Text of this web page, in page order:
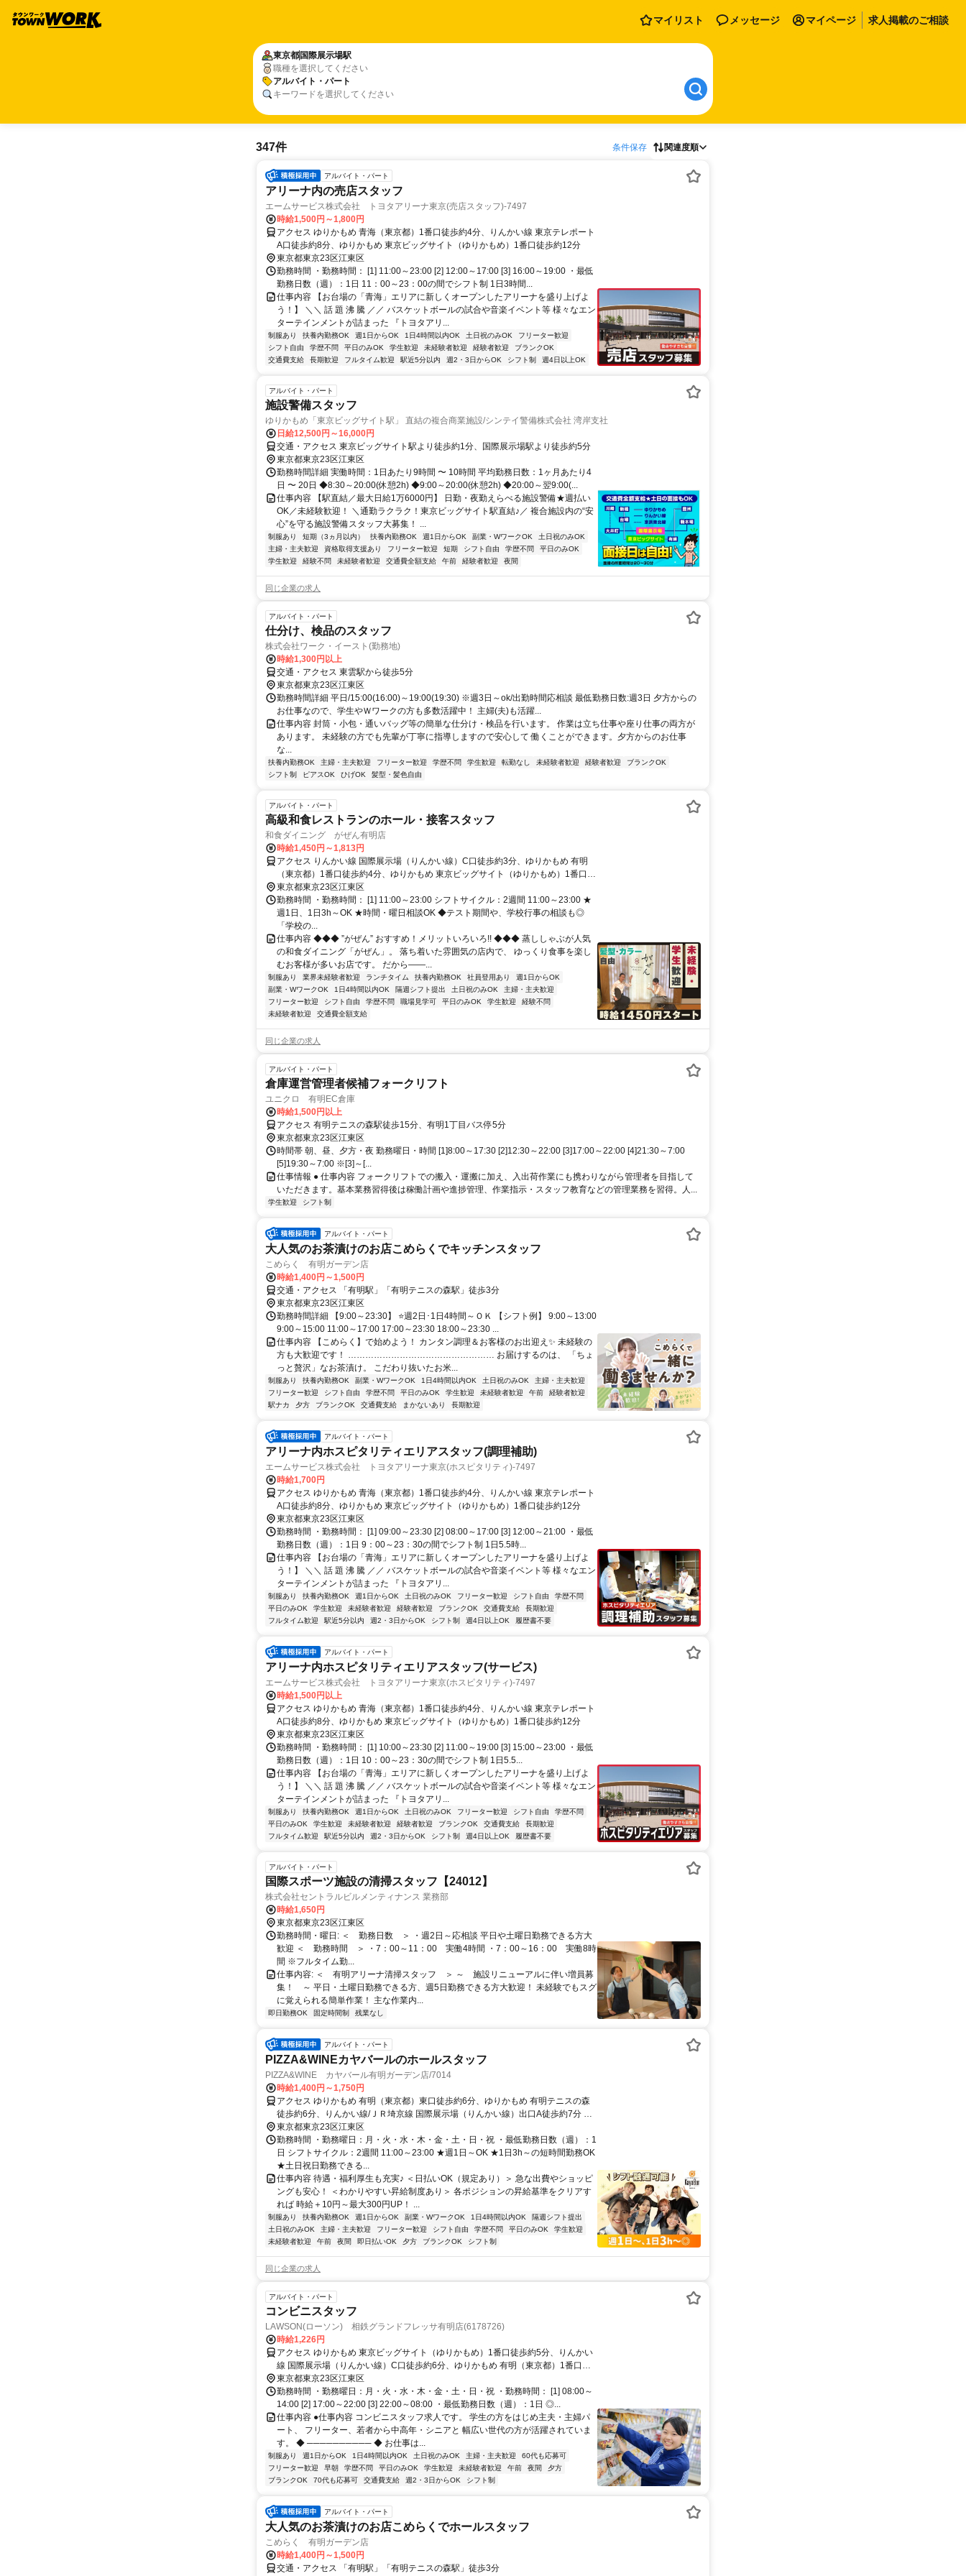
マイリスト メッセージ マイページ 求人掲載のご相談
東京都 国際展示場駅
職種を選択してください
アルバイト・パート
キーワードを選択してください
347件 条件保存 関連度順
アルバイト・パート
アリーナ内の売店スタッフ
エームサービス株式会社 トヨタアリーナ東京(売店スタッフ)-7497
時給1,500円～1,800円
アクセス ゆりかもめ 青海（東京都）1番口徒歩約4分、りんかい線 東京テレポート
A口徒歩約8分、ゆりかもめ 東京ビッグサイト（ゆりかもめ）1番口徒歩約12分
東京都東京23区江東区
勤務時間 ・勤務時間： [1] 11:00～23:00 [2] 12:00～17:00 [3] 16:00～19:00 ・最低
勤務日数（週）：1日 11：00～23：00の間でシフト制 1日3時間...
仕事内容 【お台場の「青海」エリアに新しくオープンしたアリーナを盛り上げよ
う！】 ＼＼ 話 題 沸 騰 ／／ バスケットボールの試合や音楽イベント等 様々なエン
ターテインメントが詰まった 『トヨタアリ...
制服あり 扶養内勤務OK 週1日からOK 1日4時間以内OK 土日祝のみOK
フリーター歓迎
シフト自由
学歴不問 平日のみOK 学生歓迎 未経験者歓迎 経験者歓迎
ブランクOK
交通費支給
長期歓迎 フルタイム歓迎 駅近5分以内 週2・3日からOK シフト制 週4日以上OK
アルバイト・パート
施設警備スタッフ
ゆりかもめ「東京ビッグサイト駅」 直結の複合商業施設/シンテイ警備株式会社 湾岸支社
日給12,500円～16,000円
交通・アクセス 東京ビッグサイト駅より徒歩約1分、国際展示場駅より徒歩約5分
東京都東京23区江東区
勤務時間詳細 実働時間：1日あたり9時間 〜 10時間 平均勤務日数：1ヶ月あたり4
日 〜 20日 ◆8:30～20:00(休憩2h) ◆9:00～20:00(休憩2h) ◆20:00～翌9:00(...
仕事内容 【駅直結／最大日給1万6000円】 日勤・夜勤えらべる施設警備★週払い
OK／未経験歓迎！ ＼通勤ラクラク！東京ビッグサイト駅直結♪／ 複合施設内の“安
心”を守る施設警備スタッフ大募集！ ...
制服あり 短期（3ヵ月以内） 扶養内勤務OK 週1日からOK 副業・WワークOK
土日祝のみOK
主婦・主夫歓迎
資格取得支援あり フリーター歓迎 短期 シフト自由 学歴不問
平日のみOK
学生歓迎
経験不問 未経験者歓迎 交通費全額支給 午前 経験者歓迎 夜間
同じ企業の求人
アルバイト・パート
仕分け、検品のスタッフ
株式会社ワーク・イースト(勤務地)
時給1,300円以上
交通・アクセス 東雲駅から徒歩5分
東京都東京23区江東区
勤務時間詳細 平日/15:00(16:00)～19:00(19:30) ※週3日～ok/出勤時間応相談 最低勤務日数:週3日 夕方からの
お仕事なので、学生やＷワークの方も多数活躍中！ 主婦(夫)も活躍...
仕事内容 封筒・小包・通いバッグ等の簡単な仕分け・検品を行います。 作業は立ち仕事や座り仕事の両方が
あります。 未経験の方でも先輩が丁寧に指導しますので安心して 働くことができます。夕方からのお仕事
な...
扶養内勤務OK 主婦・主夫歓迎 フリーター歓迎 学歴不問 学生歓迎 転勤なし 未経験者歓迎 経験者歓迎
ブランクOK
シフト制
ピアスOK ひげOK 髪型・髪色自由
アルバイト・パート
高級和食レストランのホール・接客スタッフ
和食ダイニング がぜん有明店
時給1,450円～1,813円
アクセス りんかい線 国際展示場（りんかい線）C口徒歩約3分、ゆりかもめ 有明
（東京都）1番口徒歩約4分、ゆりかもめ 東京ビッグサイト（ゆりかもめ）1番口徒
歩約5分 「国際展示場駅」から徒歩2分！ ☆駅チカ☆
東京都東京23区江東区
勤務時間 ・勤務時間： [1] 11:00～23:00 シフトサイクル：2週間 11:00～23:00 ★
週1日、1日3h～OK ★時間・曜日相談OK ◆テスト期間や、学校行事の相談も◎
「学校の...
仕事内容 ◆◆◆ ”がぜん” おすすめ！メリットいろいろ!! ◆◆◆ 蒸ししゃぶが人気
の和食ダイニング「がぜん」。 落ち着いた雰囲気の店内で、 ゆっくり食事を楽し
むお客様が多いお店です。 だから――...
制服あり 業界未経験者歓迎 ランチタイム 扶養内勤務OK 社員登用あり
週1日からOK
副業・WワークOK
1日4時間以内OK 隔週シフト提出 土日祝のみOK
主婦・主夫歓迎
フリーター歓迎
シフト自由 学歴不問 職場見学可 平日のみOK 学生歓迎
経験不問
未経験者歓迎
交通費全額支給
同じ企業の求人
アルバイト・パート
倉庫運営管理者候補フォークリフト
ユニクロ 有明EC倉庫
時給1,500円以上
アクセス 有明テニスの森駅徒歩15分、有明1丁目バス停5分
東京都東京23区江東区
時間帯 朝、昼、夕方・夜 勤務曜日・時間 [1]8:00～17:30 [2]12:30～22:00 [3]17:00～22:00 [4]21:30～7:00
[5]19:30～7:00 ※[3]～[...
仕事情報 ● 仕事内容 フォークリフトでの搬入・運搬に加え、入出荷作業にも携わりながら管理者を目指して
いただきます。基本業務習得後は稼働計画や進捗管理、作業指示・スタッフ教育などの管理業務を習得。人...
学生歓迎 シフト制
アルバイト・パート
大人気のお茶漬けのお店こめらくでキッチンスタッフ
こめらく 有明ガーデン店
時給1,400円～1,500円
交通・アクセス 「有明駅」「有明テニスの森駅」徒歩3分
東京都東京23区江東区
勤務時間詳細 【9:00～23:30】 ⭐週2日･1日4時間～ＯＫ 【シフト例】 9:00～13:00
9:00～15:00 11:00～17:00 17:00～23:30 18:00～23:30 ...
仕事内容 【こめらく】で始めよう！ カンタン調理＆お客様のお出迎え✨ 未経験の
方も大歓迎です！ …………………………………………… お届けするのは、 「ちょ
っと贅沢」なお茶漬け。 こだわり抜いたお米...
制服あり 扶養内勤務OK 副業・WワークOK 1日4時間以内OK 土日祝のみOK
主婦・主夫歓迎
フリーター歓迎
シフト自由 学歴不問 平日のみOK 学生歓迎 未経験者歓迎 午前
経験者歓迎
駅ナカ
夕方 ブランクOK 交通費支給 まかないあり 長期歓迎
アルバイト・パート
アリーナ内ホスピタリティエリアスタッフ(調理補助)
エームサービス株式会社 トヨタアリーナ東京(ホスピタリティ)-7497
時給1,700円
アクセス ゆりかもめ 青海（東京都）1番口徒歩約4分、りんかい線 東京テレポート
A口徒歩約8分、ゆりかもめ 東京ビッグサイト（ゆりかもめ）1番口徒歩約12分
東京都東京23区江東区
勤務時間 ・勤務時間： [1] 09:00～23:30 [2] 08:00～17:00 [3] 12:00～21:00 ・最低
勤務日数（週）：1日 9：00～23：30の間でシフト制 1日5.5時...
仕事内容 【お台場の「青海」エリアに新しくオープンしたアリーナを盛り上げよ
う！】 ＼＼ 話 題 沸 騰 ／／ バスケットボールの試合や音楽イベント等 様々なエン
ターテインメントが詰まった 『トヨタアリ...
制服あり 扶養内勤務OK 週1日からOK 土日祝のみOK フリーター歓迎 シフト自由
学歴不問
平日のみOK
学生歓迎 未経験者歓迎 経験者歓迎 ブランクOK 交通費支給
長期歓迎
フルタイム歓迎
駅近5分以内 週2・3日からOK シフト制 週4日以上OK 履歴書不要
アルバイト・パート
アリーナ内ホスピタリティエリアスタッフ(サービス)
エームサービス株式会社 トヨタアリーナ東京(ホスピタリティ)-7497
時給1,500円以上
アクセス ゆりかもめ 青海（東京都）1番口徒歩約4分、りんかい線 東京テレポート
A口徒歩約8分、ゆりかもめ 東京ビッグサイト（ゆりかもめ）1番口徒歩約12分
東京都東京23区江東区
勤務時間 ・勤務時間： [1] 10:00～23:30 [2] 11:00～19:00 [3] 15:00～23:00 ・最低
勤務日数（週）：1日 10：00～23：30の間でシフト制 1日5.5...
仕事内容 【お台場の「青海」エリアに新しくオープンしたアリーナを盛り上げよ
う！】 ＼＼ 話 題 沸 騰 ／／ バスケットボールの試合や音楽イベント等 様々なエン
ターテインメントが詰まった 『トヨタアリ...
制服あり 扶養内勤務OK 週1日からOK 土日祝のみOK フリーター歓迎 シフト自由
学歴不問
平日のみOK
学生歓迎 未経験者歓迎 経験者歓迎 ブランクOK 交通費支給
長期歓迎
フルタイム歓迎
駅近5分以内 週2・3日からOK シフト制 週4日以上OK 履歴書不要
アルバイト・パート
国際スポーツ施設の清掃スタッフ【24012】
株式会社セントラルビルメンティナンス 業務部
時給1,650円
東京都東京23区江東区
勤務時間・曜日: ＜ 勤務日数 ＞ ・週2日～応相談 平日や土曜日勤務できる方大
歓迎 ＜ 勤務時間 ＞ ・7：00～11：00 実働4時間 ・7：00～16：00 実働8時
間 ※フルタイム勤...
仕事内容: ＜ 有明アリーナ清掃スタッフ ＞ ～ 施設リニューアルに伴い増員募
集！ ～ 平日・土曜日勤務できる方、週5日勤務できる方大歓迎！ 未経験でもスグ
に覚えられる簡単作業！ 主な作業内...
即日勤務OK 固定時間制 残業なし
アルバイト・パート
PIZZA&WINEカヤバールのホールスタッフ
PIZZA&WINE カヤバール有明ガーデン店/7014
時給1,400円～1,750円
アクセス ゆりかもめ 有明（東京都）東口徒歩約6分、ゆりかもめ 有明テニスの森
徒歩約6分、りんかい線/ＪＲ埼京線 国際展示場（りんかい線）出口A徒歩約7分 有
明駅より徒歩6分
東京都東京23区江東区
勤務時間 ・勤務曜日：月・火・水・木・金・土・日・祝 ・最低勤務日数（週）：1
日 シフトサイクル：2週間 11:00～23:00 ★週1日～OK ★1日3h～の短時間勤務OK
★土日祝日勤務できる...
仕事内容 待遇・福利厚生も充実♪ ＜日払いOK（規定あり）＞ 急な出費やショッピ
ングも安心！ ＜わかりやすい昇給制度あり＞ 各ポジションの昇給基準をクリアす
れば 時給＋10円～最大300円UP！ ...
制服あり 扶養内勤務OK 週1日からOK 副業・WワークOK 1日4時間以内OK
隔週シフト提出
土日祝のみOK
主婦・主夫歓迎 フリーター歓迎 シフト自由 学歴不問 平日のみOK
学生歓迎
未経験者歓迎
午前 夜間 即日払いOK 夕方 ブランクOK シフト制
同じ企業の求人
アルバイト・パート
コンビニスタッフ
LAWSON(ローソン) 相鉄グランドフレッサ有明店(6178726)
時給1,226円
アクセス ゆりかもめ 東京ビッグサイト（ゆりかもめ）1番口徒歩約5分、りんかい
線 国際展示場（りんかい線）C口徒歩約6分、ゆりかもめ 有明（東京都）1番口徒
歩約9分
東京都東京23区江東区
勤務時間 ・勤務曜日：月・火・水・木・金・土・日・祝 ・勤務時間： [1] 08:00～
14:00 [2] 17:00～22:00 [3] 22:00～08:00 ・最低勤務日数（週）：1日 ◎...
仕事内容 ●仕事内容 コンビニスタッフ求人です。 学生の方をはじめ主夫・主婦パ
ート、 フリーター、若者から中高年・シニアと 幅広い世代の方が活躍されていま
す。 ◆ ────────── ◆ お仕事は...
制服あり 週1日からOK 1日4時間以内OK 土日祝のみOK 主婦・主夫歓迎
60代も応募可
フリーター歓迎
早朝 学歴不問 平日のみOK 学生歓迎 未経験者歓迎 午前 夜間
夕方
ブランクOK
70代も応募可 交通費支給 週2・3日からOK シフト制
アルバイト・パート
大人気のお茶漬けのお店こめらくでホールスタッフ
こめらく 有明ガーデン店
時給1,400円～1,500円
交通・アクセス 「有明駅」「有明テニスの森駅」徒歩3分